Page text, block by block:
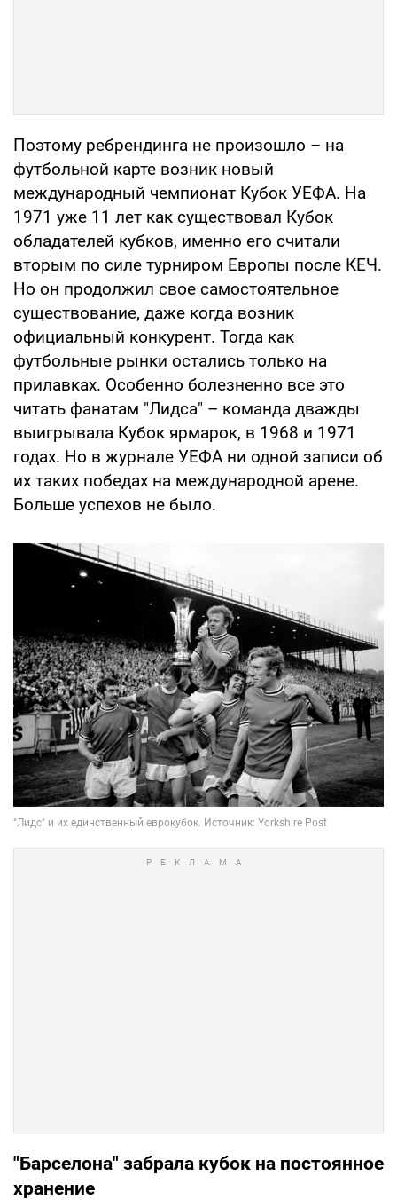
Поэтому ребрендинга не произошло – на
футбольной карте возник новый
международный чемпионат Кубок УЕФА. На
1971 уже 11 лет как существовал Кубок
обладателей кубков, именно его считали
вторым по силе турниром Европы после КЕЧ.
Но он продолжил свое самостоятельное
существование, даже когда возник
официальный конкурент. Тогда как
футбольные рынки остались только на
прилавках. Особенно болезненно все это
читать фанатам "Лидса" – команда дважды
выигрывала Кубок ярмарок, в 1968 и 1971
годах. Но в журнале УЕФА ни одной записи об
их таких победах на международной арене.
Больше успехов не было.
"Барселона" забрала кубок на постоянное
хранение